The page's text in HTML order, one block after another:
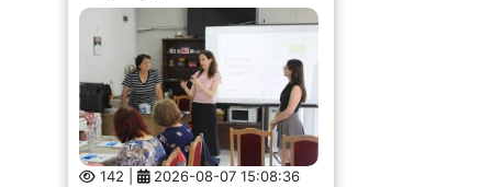
142 | 2026-08-07 15:08:36